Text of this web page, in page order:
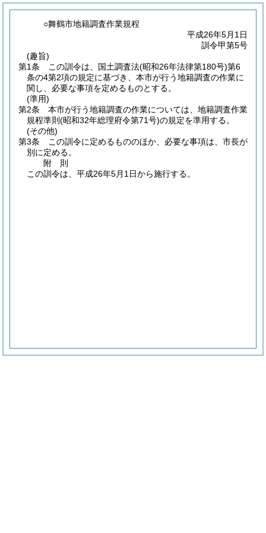
○舞鶴市地籍調査作業規程
平成26年5月1日
訓令甲第5号
(趣旨)
第1条
この訓令は、国土調査法(昭和26年法律第180号)第6
条の4第2項の規定に基づき、本市が行う地籍調査の作業に
関し、必要な事項を定めるものとする。
(準用)
第2条
本市が行う地籍調査の作業については、地籍調査作業
規程準則 (昭和32年総理府令第71号)の規定を準用する。
(その他)
第3条
この訓令に定めるもののほか、必要な事項は、市長が
別に定める。
附 則
この訓令は、平成26年5月1日から施行する。